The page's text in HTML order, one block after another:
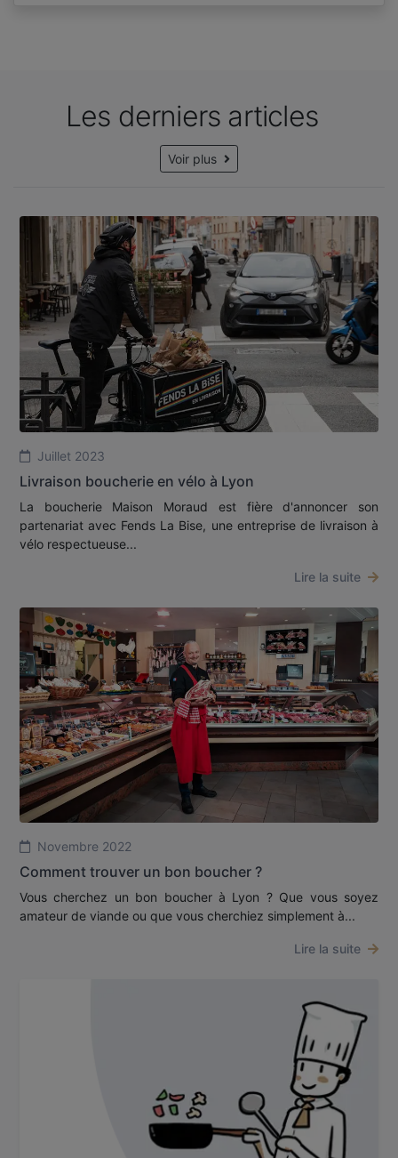
Les derniers articles
Voir plus
Juillet 2023
Livraison boucherie en vélo à Lyon
La boucherie Maison Moraud est fière d'annoncer son
partenariat avec Fends La Bise, une entreprise de livraison à
vélo respectueuse...
Lire la suite
Novembre 2022
Comment trouver un bon boucher ?
Vous cherchez un bon boucher à Lyon ? Que vous soyez
amateur de viande ou que vous cherchiez simplement à...
Lire la suite